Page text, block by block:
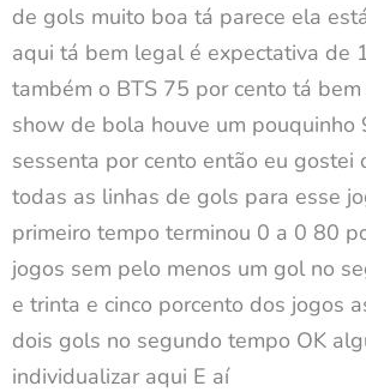
de gols muito boa tá parece ela
aqui tá bem legal é expectativa de
também o BTS 75 por cento tá
show de bola houve um pouquinho
sessenta por cento então eu gostei
todas as linhas de gols para esse
primeiro tempo terminou 0 a 0 80
jogos sem pelo menos um gol no
e trinta e cinco porcento dos jogos
dois gols no segundo tempo OK
individualizar aqui E aí